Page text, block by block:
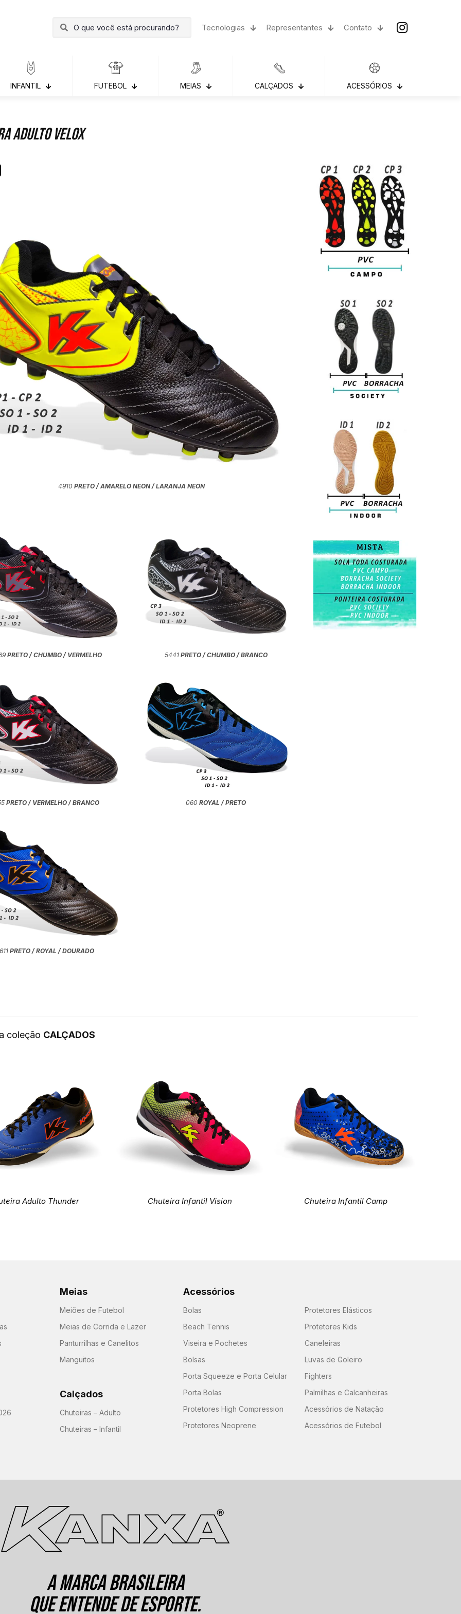
Tecnologias Representantes Contato
INFANTIL FUTEBOL MEIAS CALÇADOS ACESSÓRIOS
Adulto Velox
4910 PRETO / AMARELO NEON / LARANJA NEON
PRETO / CHUMBO / VERMELHO 5441 PRETO / CHUMBO / BRANCO
PRETO / VERMELHO / BRANCO 060ROYAL / PRETO
PRETO / ROYAL / DOURADO
coleção CALÇADOS
Adulto Thunder Chuteira Infantil Vision Chuteira Infantil Camp
Meias
Meiões de Futebol
Meias de Corrida e Lazer
Panturrilhas e Canelitos
Manguitos
Calçados
Chuteiras – Adulto
Chuteiras – Infantil
Acessórios
Bolas
Beach Tennis
Viseira e Pochetes
Bolsas
Porta Squeeze e Porta Celular
Porta Bolas
Protetores High Compression
Protetores Neoprene
Protetores Elásticos
Protetores Kids
Caneleiras
Luvas de Goleiro
Fighters
Palmilhas e Calcanheiras
Acessórios de Natação
Acessórios de Futebol
A MARCA BRASILEIRA
QUE ENTENDE DE ESPORTE.